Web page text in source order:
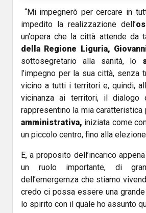
“Mi impegnerò per cercare in
impedito la realizzazione dell’
un'opera che la città attende da
della Regione Liguria,
sottosegretario alla sanità, lo
l’impegno per la sua città, senza
vicino a tutti i territori e, quindi,
vicinanza ai territori, il dialogo
rappresentino la mia caratteristica
amministrativa, iniziata come
un piccolo centro, fino alla
E, a proposito dell’incarico
un ruolo importante, di
dell’emergernza che stiamo
credo ci possa essere una
lo spirito con il quale ho assunto